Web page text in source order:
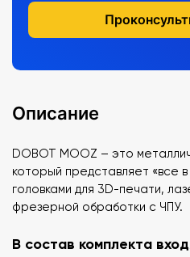
Описание
DOBOT MOOZ – это
который представляет «все
головками для 3D-печати,
фрезерной обработки с ЧПУ.
В состав комплекта